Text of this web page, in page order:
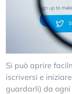
Si può aprire
iscriversi e
guardarli) da ogni